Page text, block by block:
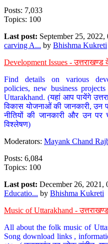
Posts: 7,033
Topics: 100
Last post: September 25,
carving A... by Bhishma Kukreti
Development Issues - उत्तराखण्ड
Find details on various
policies, new business
Uttarakhand. (यहां आप पायेंगे
विकास योजनाओं की जानकारी, उन
नीतियों की जानकारी और उन पर
विश्लेषण)
Moderators: Mayank Chand
Posts: 6,084
Topics: 100
Last post: December 26, 2021,
Educatio... by Bhishma Kukreti
Music of Uttarakhand -
All about the folk music of
Song download links ,